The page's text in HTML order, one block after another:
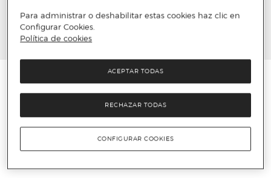
Botas de agua de mujer tipo chelsea con
logotipo lateral
19 €49 €61%
Para administrar o deshabilitar estas cookies haz clic en
Configurar Cookies.
Política de cookies
RECHAZAR TODAS
ACEPTAR TODAS
CONFIGURAR COOKIES